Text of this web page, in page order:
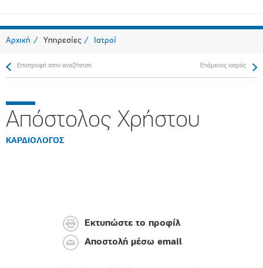
Αρχική Υπηρεσίες Ιατροί
Επιστροφή στην αναζήτηση Επόμενος ιατρός
Απόστολος Χρήστου
ΚΑΡΔΙΟΛΟΓΟΣ
Εκτυπώστε το προφίλ
Αποστολή μέσω email